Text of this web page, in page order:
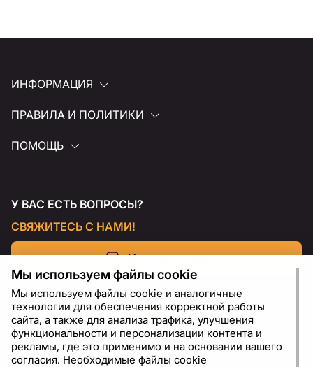
ИНФОРМАЦИЯ
ПРАВИЛА И ПОЛИТИКИ
ПОМОЩЬ
У ВАС ЕСТЬ ВОПРОСЫ?
СВЯЖИТЕСЬ С НАМИ!
Напишите нам
Мы используем файлы cookie
Мы используем файлы cookie и аналогичные
технологии для обеспечения корректной работы
сайта, а также для анализа трафика, улучшения
функциональности и персонализации контента и
рекламы, где это применимо и на основании вашего
согласия. Необходимые файлы cookie